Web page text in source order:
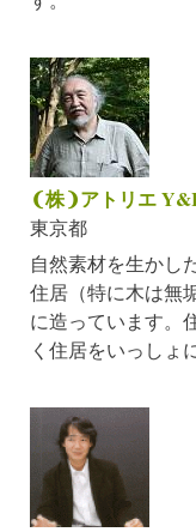
❨株❩アトリエ
東京都
自然素材を生かし
住居（特に木は無
に造っています。
く住居をいっしょ